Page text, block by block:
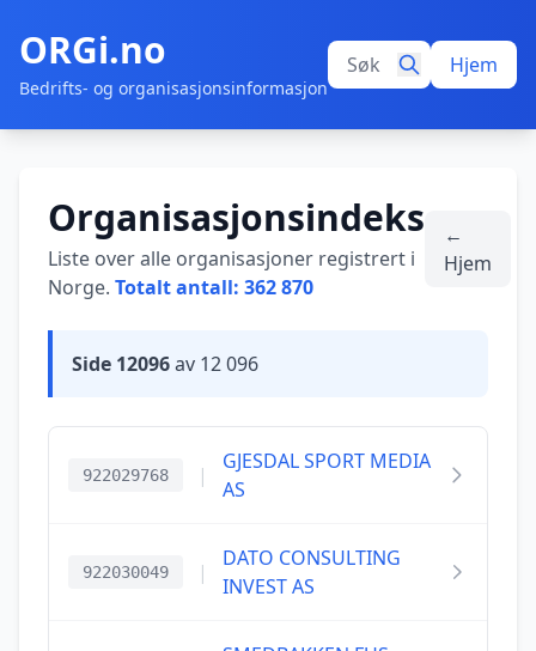
ORGi.no
Bedrifts- og organisasjonsinformasjon
Hjem
Organisasjonsindeks
Liste over alle organisasjoner registrert i
Norge. Totalt antall: 362 870
←
Hjem
Side 12096av 12 096
922029768 |
GJESDAL SPORT MEDIA
AS
922030049 |
DATO CONSULTING
INVEST AS